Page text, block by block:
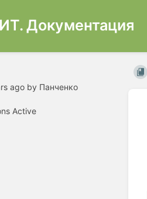
Документация
ago by Панченко
Active